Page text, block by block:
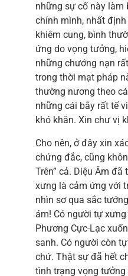
những sự cố này làm
chính mình, nhất
khiêm cung, bình
ứng do vọng tưởng,
những chướng nạn
trong thời mạt pháp
thường nương theo
những cái bẫy rất tế
khó khăn. Xin chư vị
Cho nên, ở đây xin
chứng đắc, cũng
Trên” cả. Diệu Âm
xưng là cảm ứng với
nhìn sơ qua sắc
ám! Có người tự
Phương Cực-Lạc
sanh. Có người còn
chứ. Thật sự đã hết
tình trạng vọng